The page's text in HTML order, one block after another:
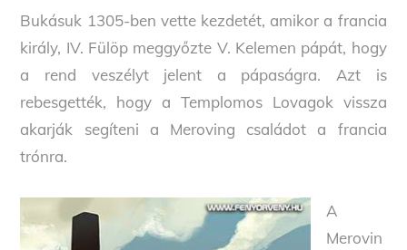
Bukásuk 1305-ben vette kezdetét, amikor a francia
király, IV. Fülöp meggyőzte V. Kelemen pápát, hogy
a rend veszélyt jelent a pápaságra. Azt is
rebesgették, hogy a Templomos Lovagok vissza
akarják segíteni a Meroving családot a francia
trónra.
A
Merovin